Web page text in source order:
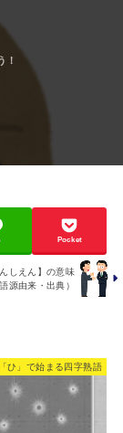
Pocket
しえん】の意味
源由来・出典）
「ひ」で始まる四字熟語